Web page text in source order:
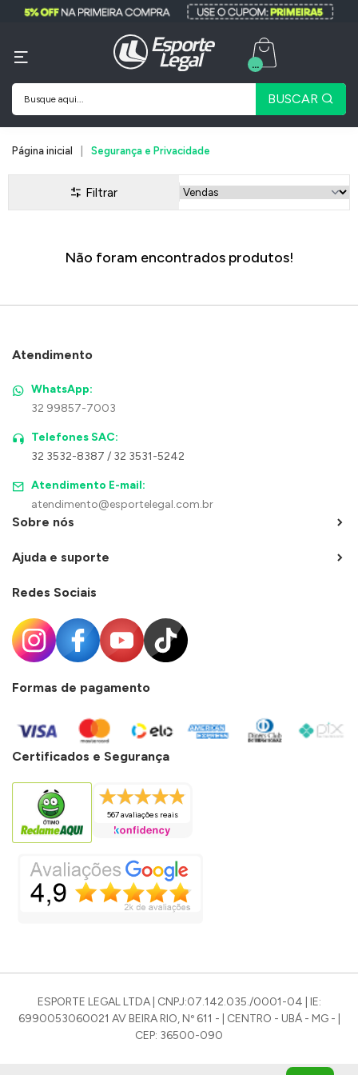
BUSCAR
...
Página inicial Segurança e Privacidade
Filtrar
Não foram encontrados produtos!
Atendimento
WhatsApp:
32 99857-7003
Telefones SAC:
32 3532-8387 / 32 3531-5242
Atendimento E-mail:
atendimento@esportelegal.com.br
Sobre nós
Ajuda e suporte
Redes Sociais
Formas de pagamento
Certificados e Segurança
567 avaliações reais
ESPORTE LEGAL LTDA | CNPJ:07.142.035./0001-04 | IE:
6990053060021 AV BEIRA RIO, Nº 611 - | CENTRO - UBÁ - MG - |
CEP: 36500-090